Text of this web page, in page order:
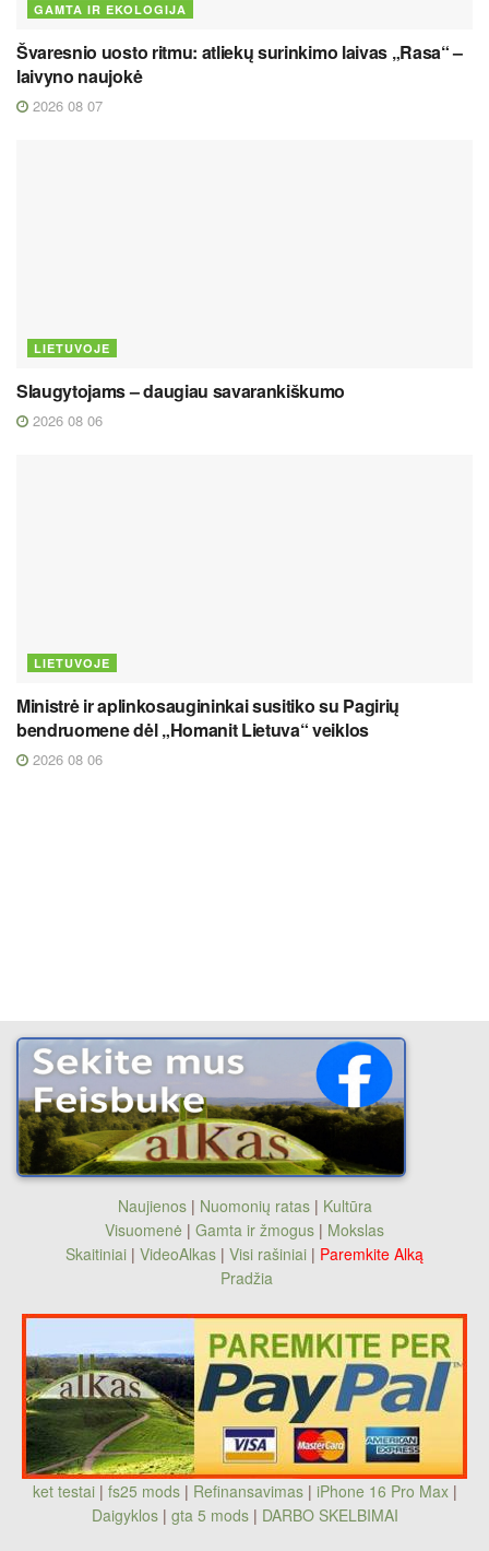
GAMTA IR EKOLOGIJA
Švaresnio uosto ritmu: atliekų surinkimo laivas „Rasa“ –
laivyno naujokė
2026 08 07
LIETUVOJE
Slaugytojams – daugiau savarankiškumo
2026 08 06
LIETUVOJE
Ministrė ir aplinkosaugininkai susitiko su Pagirių
bendruomene dėl „Homanit Lietuva“ veiklos
2026 08 06
Naujienos| Nuomonių ratas| Kultūra
Visuomenė | Gamta ir žmogus | Mokslas
Skaitiniai | VideoAlkas | Visi rašiniai | Paremkite Alką
Pradžia
ket testai | fs25 mods| Refinansavimas| iPhone 16 Pro Max|
Daigyklos| gta 5 mods | DARBO SKELBIMAI